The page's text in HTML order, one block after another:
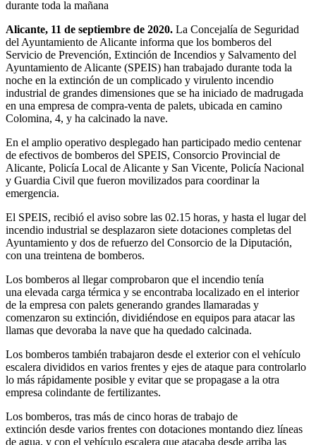
durante toda la mañana
Alicante, 11 de septiembre de 2020. La Concejalía de Seguridad
del Ayuntamiento de Alicante informa que los bomberos del
Servicio de Prevención, Extinción de Incendios y Salvamento del
Ayuntamiento de Alicante (SPEIS) han trabajado durante toda la
noche en la extinción de un complicado y virulento incendio
industrial de grandes dimensiones que se ha iniciado de madrugada
en una empresa de compra-venta de palets, ubicada en camino
Colomina, 4, y ha calcinado la nave.
En el amplio operativo desplegado han participado medio centenar
de efectivos de bomberos del SPEIS, Consorcio Provincial de
Alicante, Policía Local de Alicante y San Vicente, Policía Nacional
y Guardia Civil que fueron movilizados para coordinar la
emergencia.
El SPEIS, recibió el aviso sobre las 02.15 horas, y hasta el lugar del
incendio industrial se desplazaron siete dotaciones completas del
Ayuntamiento y dos de refuerzo del Consorcio de la Diputación,
con una treintena de bomberos.
Los bomberos al llegar comprobaron que el incendio tenía
una elevada carga térmica y se encontraba localizado en el interior
de la empresa con palets generando grandes llamaradas y
comenzaron su extinción, dividiéndose en equipos para atacar las
llamas que devoraba la nave que ha quedado calcinada.
Los bomberos también trabajaron desde el exterior con el vehículo
escalera divididos en varios frentes y ejes de ataque para controlarlo
lo más rápidamente posible y evitar que se propagase a la otra
empresa colindante de fertilizantes.
Los bomberos, tras más de cinco horas de trabajo de
extinción desde varios frentes con dotaciones montando diez líneas
de agua, y con el vehículo escalera que atacaba desde arriba las